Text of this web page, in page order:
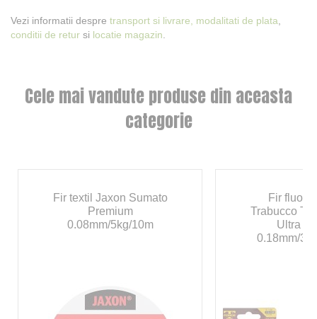
Vezi informatii despre transport si livrare, modalitati de plata,
conditii de retur si locatie magazin.
Cele mai vandute produse din aceasta
categorie
Fir textil Jaxon Sumato
Premium
0.08mm/5kg/10m
Fir
Trabucco T-
Ultra
0.18mm/